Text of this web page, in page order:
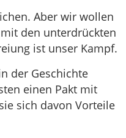
Aber wir wollen
den unterdrückten
ist unser Kampf.
der Geschichte
einen Pakt mit
sich davon Vorteile